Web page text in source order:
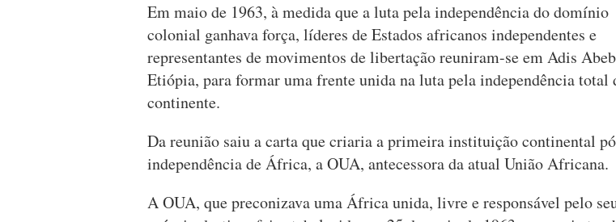
Em maio de 1963, à medida que a luta pela independência do domínio
colonial ganhava força, líderes de Estados africanos independentes e
representantes de movimentos de libertação reuniram-se em Adis
Etiópia, para formar uma frente unida na luta pela independência total
continente.
Da reunião saiu a carta que criaria a primeira instituição continental
independência de África, a OUA, antecessora da atual União Africana.
A OUA, que preconizava uma África unida, livre e responsável pelo